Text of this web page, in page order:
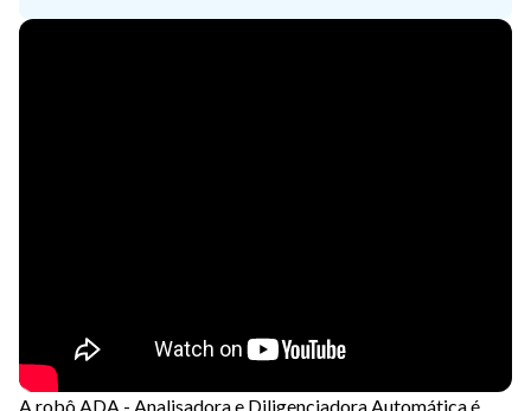
A robô ADA - Analisadora e Diligenciadora Automática é